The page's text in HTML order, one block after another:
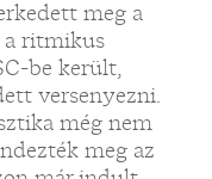
meg a
a ritmikus
be került,
versenyezni.
még nem
meg az